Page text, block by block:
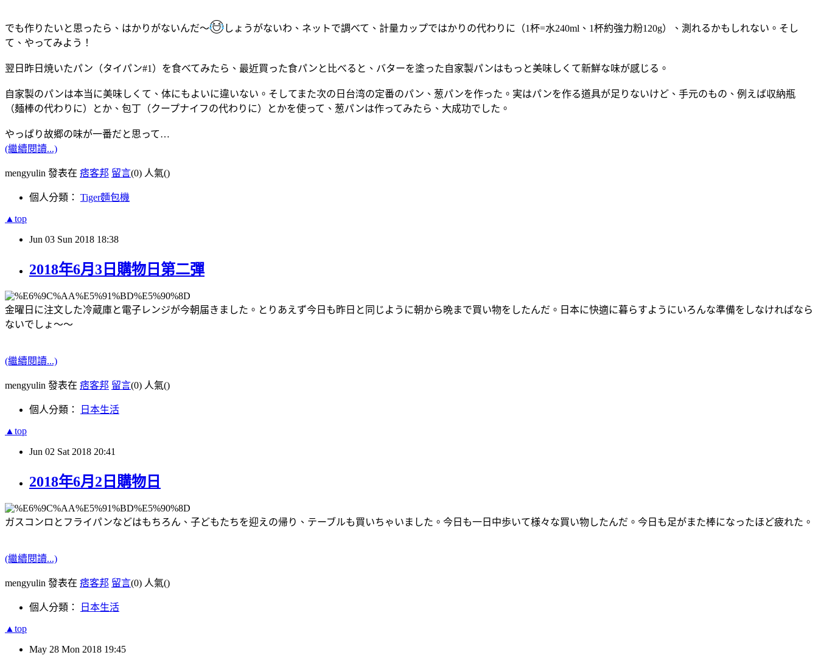
でも作りたいと思ったら、はかりがないんだ～
しょうがないわ、ネットで調べて、計量カップではかりの代わりに（1杯=水240ml、1杯約強力粉120g）、測れるかもしれない。そし
て、やってみよう！
翌日昨日焼いたパン（タイパン#1）を食べてみたら、最近買った食パンと比べると、バターを塗った自家製パンはもっと美味しくて新鮮な味が感じる。
自家製のパンは本当に美味しくて、体にもよいに違いない。そしてまた次の日台湾の定番のパン、葱パンを作った。実はパンを作る道具が足りないけど、手元のもの、例えば収納瓶
（麺棒の代わりに）とか、包丁（クープナイフの代わりに）とかを使って、葱パンは作ってみたら、大成功でした。
やっぱり故郷の味が一番だと思って…
(繼續閱讀...)
mengyulin 發表在 痞客邦 留言(0) 人氣()
個人分類： Tiger麵包機
▲top
Jun 03 Sun 2018 18:38
2018年6月3日購物日第二彈
金曜日に注文した冷蔵庫と電子レンジが今朝届きました。とりあえず今日も昨日と同じように朝から晩まで買い物をしたんだ。日本に快適に暮らすようにいろんな準備をしなければなら
ないでしょ〜〜
(繼續閱讀...)
mengyulin 發表在 痞客邦 留言(0) 人氣()
個人分類： 日本生活
▲top
Jun 02 Sat 2018 20:41
2018年6月2日購物日
ガスコンロとフライパンなどはもちろん、子どもたちを迎えの帰り、テーブルも買いちゃいました。今日も一日中歩いて様々な買い物したんだ。今日も足がまた棒になったほど疲れた。
(繼續閱讀...)
mengyulin 發表在 痞客邦 留言(0) 人氣()
個人分類： 日本生活
▲top
May 28 Mon 2018 19:45